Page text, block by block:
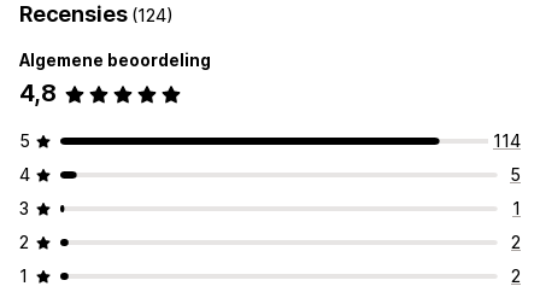
Recensies (124)
Algemene beoordeling
4,8
5
114
4
5
3
1
2
2
1
2